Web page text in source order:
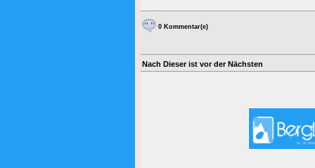
0 Kommentar(e)
Nach Dieser ist vor der Nächsten